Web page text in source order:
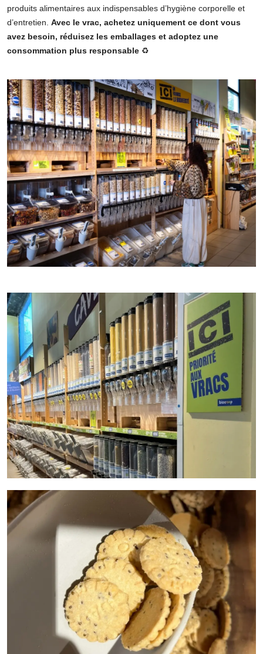
produits alimentaires aux indispensables d’hygiène corporelle et
d’entretien. Avec le vrac, achetez uniquement ce dont vous
avez besoin, réduisez les emballages et adoptez une
consommation plus responsable ♻️